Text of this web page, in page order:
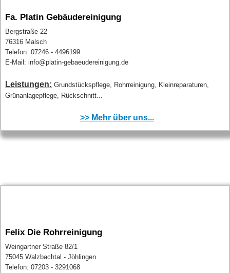
Fa. Platin Gebäudereinigung
Bergstraße 22
76316 Malsch
Telefon: 07246 - 4496199
E-Mail: info@platin-gebaeudereinigung.de
Leistungen: Grundstückspflege, Rohrreinigung, Kleinreparaturen,
Grünanlagepflege, Rückschnitt...
>> Mehr über uns...
Felix Die Rohrreinigung
Weingartner Straße 82/1
75045 Walzbachtal - Jöhlingen
Telefon: 07203 - 3291068